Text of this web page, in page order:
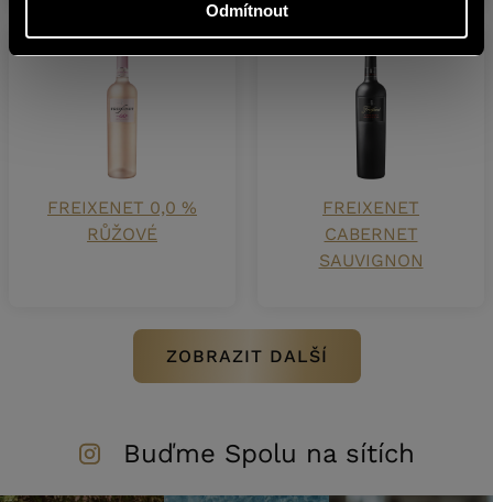
Odmítnout
FREIXENET 0,0 %
RŮŽOVÉ
FREIXENET
CABERNET
SAUVIGNON
ZOBRAZIT DALŠÍ
Buďme Spolu na sítích